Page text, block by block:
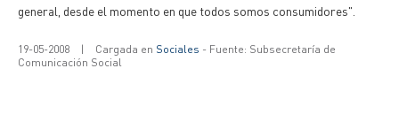
general, desde el momento en que todos somos consumidores".
19-05-2008 | Cargada en Sociales - Fuente: Subsecretaría de
Comunicación Social